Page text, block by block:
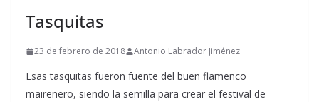
Tasquitas
23 de febrero de 2018 Antonio Labrador Jiménez
Esas tasquitas fueron fuente del buen flamenco
mairenero, siendo la semilla para crear el festival de